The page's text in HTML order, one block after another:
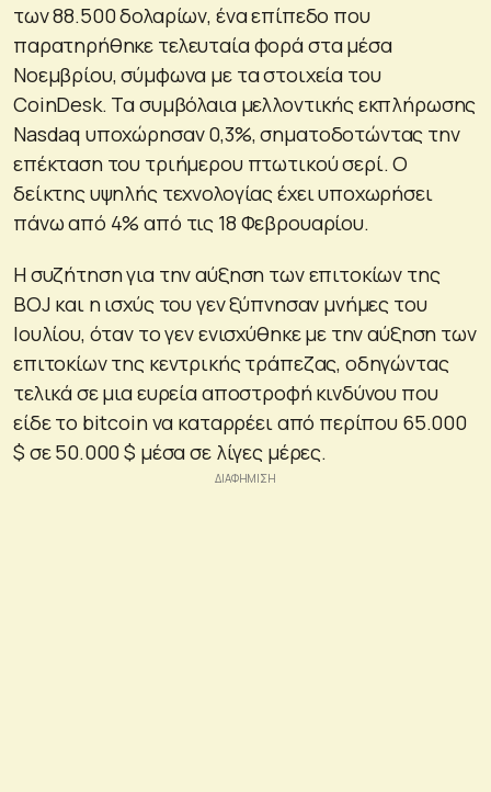
των 88.500 δολαρίων, ένα επίπεδο που
παρατηρήθηκε τελευταία φορά στα μέσα
Νοεμβρίου, σύμφωνα με τα στοιχεία του
CoinDesk. Τα συμβόλαια μελλοντικής εκπλήρωσης
Nasdaq υποχώρησαν 0,3%, σηματοδοτώντας την
επέκταση του τριήμερου πτωτικού σερί. Ο
δείκτης υψηλής τεχνολογίας έχει υποχωρήσει
πάνω από 4% από τις 18 Φεβρουαρίου.
Η συζήτηση για την αύξηση των επιτοκίων της
BOJ και η ισχύς του γεν ξύπνησαν μνήμες του
Ιουλίου, όταν το γεν ενισχύθηκε με την αύξηση των
επιτοκίων της κεντρικής τράπεζας, οδηγώντας
τελικά σε μια ευρεία αποστροφή κινδύνου που
είδε το bitcoin να καταρρέει από περίπου 65.000
$ σε 50.000 $ μέσα σε λίγες μέρες.